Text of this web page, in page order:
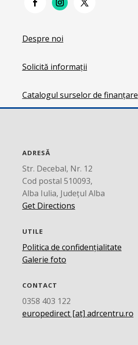
Despre noi
Solicită informații
Catalogul surselor de finanțare
ADRESĂ
Str. Decebal, Nr. 12
Cod postal 510093,
Alba Iulia, Județul Alba
Get Directions
UTILE
Politica de confidențialitate
Galerie foto
CONTACT
0358 403 122
europedirect [at] adrcentru.ro